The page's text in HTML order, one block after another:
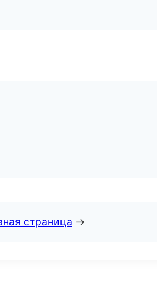
страница →